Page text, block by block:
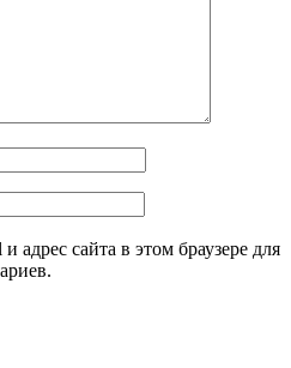
адрес сайта в этом браузере для